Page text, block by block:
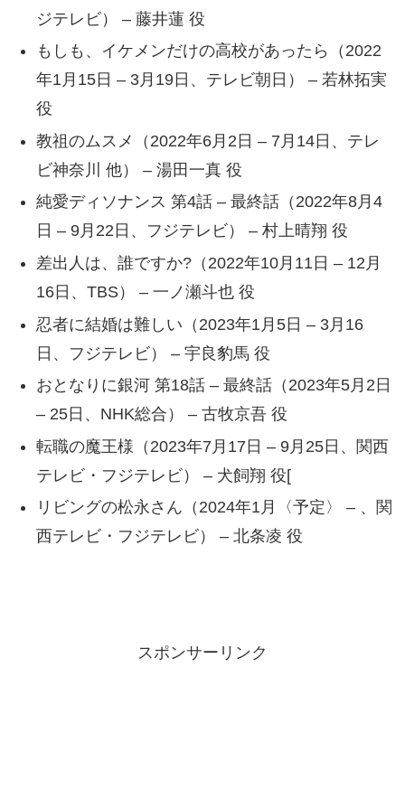
ジテレビ） – 藤井蓮 役
もしも、イケメンだけの高校があったら（2022
年1月15日 – 3月19日、テレビ朝日） – 若林拓実
役
教祖のムスメ（2022年6月2日 – 7月14日、テレ
ビ神奈川 他） – 湯田一真 役
純愛ディソナンス 第4話 – 最終話（2022年8月4
日 – 9月22日、フジテレビ） – 村上晴翔 役
差出人は、誰ですか?（2022年10月11日 – 12月
16日、TBS） – 一ノ瀬斗也 役
忍者に結婚は難しい（2023年1月5日 – 3月16
日、フジテレビ） – 宇良豹馬 役
おとなりに銀河 第18話 – 最終話（2023年5月2日
– 25日、NHK総合） – 古牧京吾 役
転職の魔王様（2023年7月17日 – 9月25日、関西
テレビ・フジテレビ） – 犬飼翔 役[
リビングの松永さん（2024年1月〈予定〉 – 、関
西テレビ・フジテレビ） – 北条凌 役
スポンサーリンク